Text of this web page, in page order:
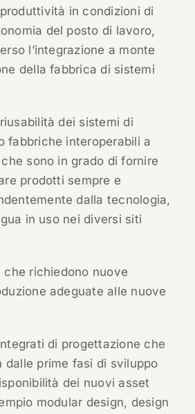
in condizioni di
del posto di lavoro,
l’integrazione a monte
della fabbrica di sistemi
dei sistemi di
fabbriche interoperabili a
sono in grado di fornire
prodotti sempre e
dalla tecnologia,
in uso nei diversi siti
richiedono nuove
adeguate alle nuove
di progettazione che
dalle prime fasi di sviluppo
dei nuovi asset
modular design, design